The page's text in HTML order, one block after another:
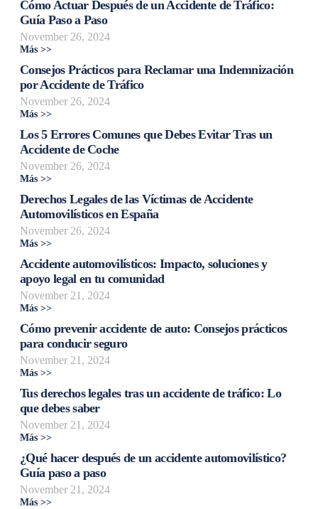
Cómo Actuar Después de un Accidente de Tráfico:
Guía Paso a Paso
November 26, 2024
Más >>
Consejos Prácticos para Reclamar una Indemnización
por Accidente de Tráfico
November 26, 2024
Más >>
Los 5 Errores Comunes que Debes Evitar Tras un
Accidente de Coche
November 26, 2024
Más >>
Derechos Legales de las Víctimas de Accidente
Automovilísticos en España
November 26, 2024
Más >>
Accidente automovilísticos: Impacto, soluciones y
apoyo legal en tu comunidad
November 21, 2024
Más >>
Cómo prevenir accidente de auto: Consejos prácticos
para conducir seguro
November 21, 2024
Más >>
Tus derechos legales tras un accidente de tráfico: Lo
que debes saber
November 21, 2024
Más >>
¿Qué hacer después de un accidente automovilístico?
Guía paso a paso
November 21, 2024
Más >>